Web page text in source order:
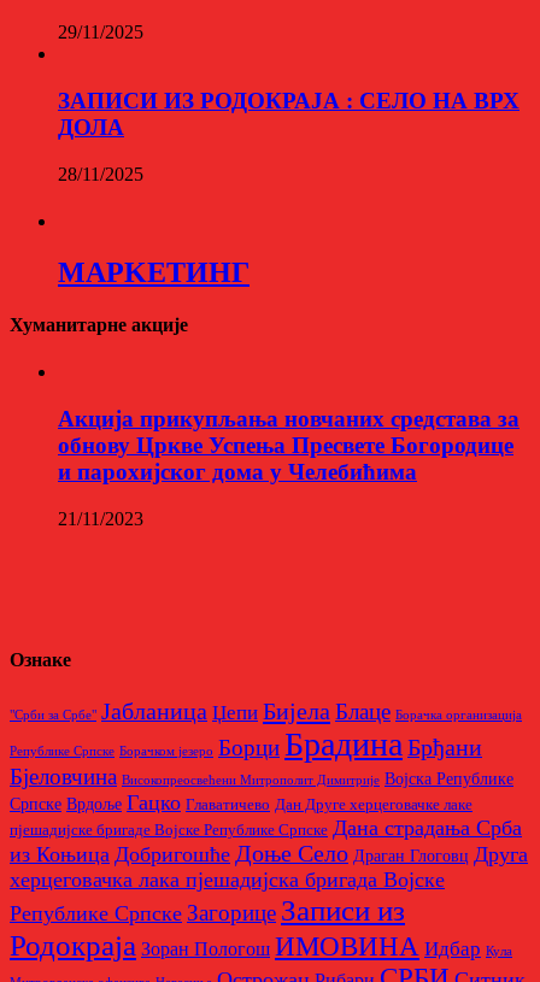
29/11/2025
ЗАПИСИ ИЗ РОДОКРАЈА : СЕЛО НА ВРХ
ДОЛА
28/11/2025
МАРKЕТИНГ
Хуманитарне акције
Aкција прикупљања новчаних средстава за
обнову Цркве Успења Пресвете Богородице
и парохијског дома у Челебићима
21/11/2023
Ознаке
"Срби за Србе" Јабланица Џепи Бијела Блаце Борачкa организацијa
Републике Српске Борачком језеро Борци Брадина Брђани
Бјеловчина Високопреосвећени Митрополит Димитрије Војска Републике
Српске Врдоље Гацко Главатичево Дан Друге херцеговачке лаке
пјешадијске бригаде Војске Републике Српске Дана страдања Срба
из Коњица Добригошће Доње Село Драган Глоговц Друга
херцеговачка лака пјешадијска бригада Војске
Републике Српске Загорице Записи из
Родoкраја Зоран Пологош ИМОВИНА Идбар Кула